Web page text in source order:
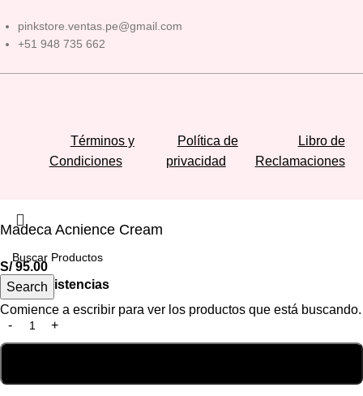
pinkstore.ventas.pe@gmail.com
+51 948 735 662
Términos y
Condiciones
Política de
privacidad
Libro de
Reclamaciones
Search
Comience a escribir para ver los productos que está buscando.
Madeca Acnience Cream
S/95.00
Hay existencias